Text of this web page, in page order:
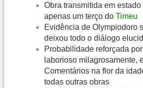
Obra transmitida em
apenas um terço do Timeu
Evidência de Olympiodoro
deixou todo o diálogo
Probabilidade reforçada
laborioso milagrosamente,
Comentários na flor da
todas outras obras